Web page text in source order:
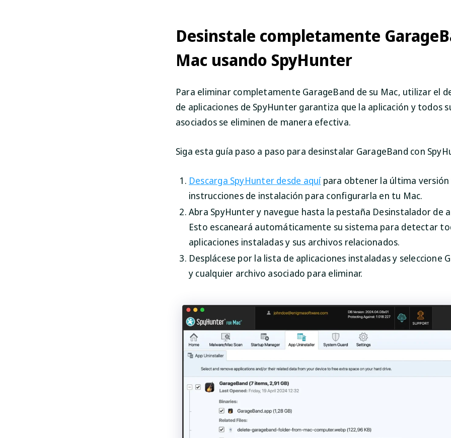
Desinstale completamente
Mac usando SpyHunter
Para eliminar completamente GarageBand de su Mac, utilizar el
de aplicaciones de SpyHunter garantiza que la aplicación y todos
asociados se eliminen de manera efectiva.
Siga esta guía paso a paso para desinstalar GarageBand con
Descarga SpyHunter desde aquípara obtener la última versión
instrucciones de instalación para configurarla en tu Mac.
Abra SpyHunter y navegue hasta la pestaña Desinstalador de
Esto escaneará automáticamente su sistema para detectar
aplicaciones instaladas y sus archivos relacionados.
Desplácese por la lista de aplicaciones instaladas y seleccione
y cualquier archivo asociado para eliminar.